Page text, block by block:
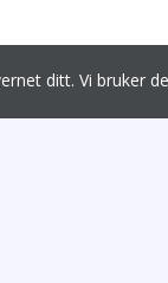
ditt. Vi